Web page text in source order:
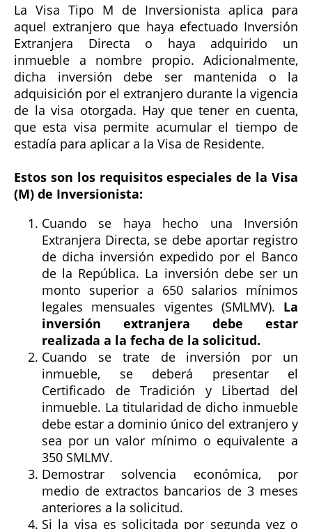
La Visa Tipo M de Inversionista aplica para
aquel extranjero que haya efectuado Inversión
Extranjera Directa o haya adquirido un
inmueble a nombre propio. Adicionalmente,
dicha inversión debe ser mantenida o la
adquisición por el extranjero durante la vigencia
de la visa otorgada. Hay que tener en cuenta,
que esta visa permite acumular el tiempo de
estadía para aplicar a la Visa de Residente.
Estos son los requisitos especiales de la Visa
(M) de Inversionista:
Cuando se haya hecho una Inversión
Extranjera Directa, se debe aportar registro
de dicha inversión expedido por el Banco
de la República. La inversión debe ser un
monto superior a 650 salarios mínimos
legales mensuales vigentes (SMLMV). La
inversión extranjera debe estar
realizada a la fecha de la solicitud.
Cuando se trate de inversión por un
inmueble, se deberá presentar el
Certificado de Tradición y Libertad del
inmueble. La titularidad de dicho inmueble
debe estar a dominio único del extranjero y
sea por un valor mínimo o equivalente a
350 SMLMV.
Demostrar solvencia económica, por
medio de extractos bancarios de 3 meses
anteriores a la solicitud.
Si la visa es solicitada por segunda vez o